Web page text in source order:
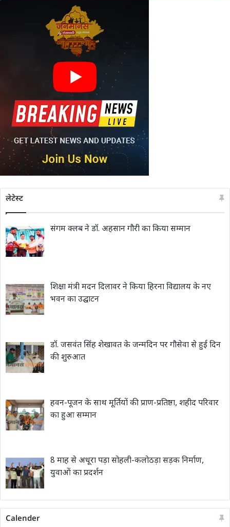
लेटेस्ट
संगम क्लब ने डॉ. अहसान गौरी का किया सम्मान
शिक्षा मंत्री मदन दिलावर ने किया हिरना विद्यालय के नए
भवन का उद्घाटन
डॉ. जसवंत सिंह शेखावत के जन्मदिन पर गौसेवा से हुई दिन
की शुरुआत
हवन-पूजन के साथ मूर्तियों की प्राण-प्रतिष्ठा, शहीद परिवार
का हुआ सम्मान
8 माह से अधूरा पड़ा सोहली-कलोठड़ा सड़क निर्माण,
युवाओं का प्रदर्शन
Calender